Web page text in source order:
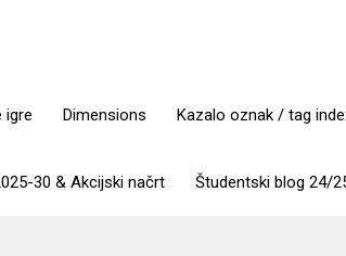
igre Dimensions Kazalo oznak / tag
30 & Akcijski načrt Študentski blog 24/